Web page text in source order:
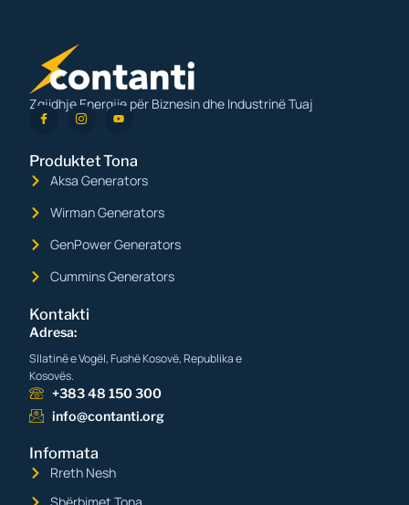
Zgjidhje Energjie për Biznesin dhe Industrinë Tuaj
Produktet Tona
Aksa Generators
Wirman Generators
GenPower Generators
Cummins Generators
Kontakti
Adresa:
Sllatinë e Vogël, Fushë Kosovë, Republika e
Kosovës.
+383 48 150 300
info@contanti.org
Informata
Rreth Nesh